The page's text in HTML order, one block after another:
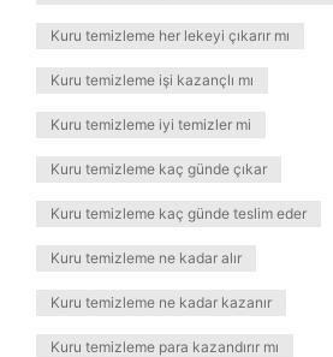
Kuru temizleme her lekeyi çıkarır mı
Kuru temizleme işi kazançlı mı
Kuru temizleme iyi temizler mi
Kuru temizleme kaç günde çıkar
Kuru temizleme kaç günde teslim eder
Kuru temizleme ne kadar alır
Kuru temizleme ne kadar kazanır
Kuru temizleme para kazandırır mı